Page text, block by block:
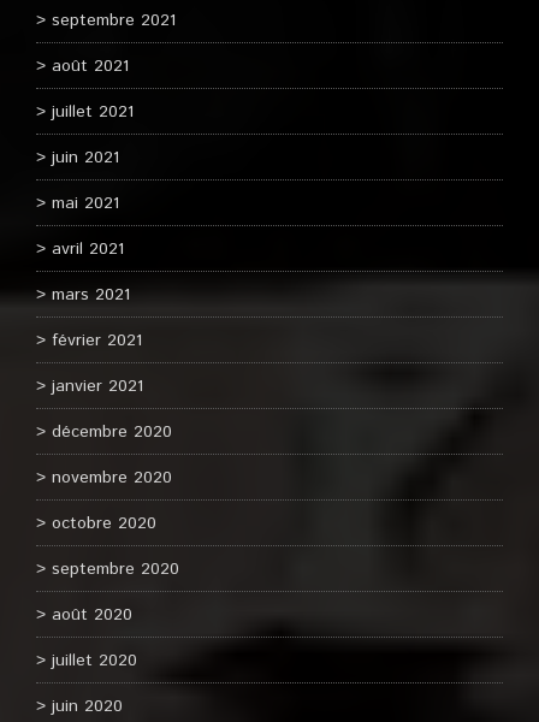
septembre 2021
août 2021
juillet 2021
juin 2021
mai 2021
avril 2021
mars 2021
février 2021
janvier 2021
décembre 2020
novembre 2020
octobre 2020
septembre 2020
août 2020
juillet 2020
juin 2020